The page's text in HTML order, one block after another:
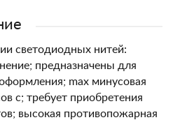
светодиодных нитей:
предназначены для
max минусовая
c; требует приобретения
высокая противопожарная